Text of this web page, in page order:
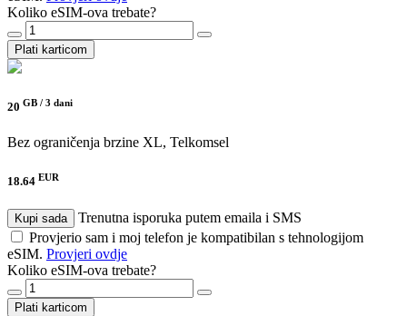
Koliko eSIM-ova trebate?
Plati karticom
20 GB / 3 dani
Bez ograničenja brzine XL, Telkomsel
18.64 EUR
Kupi sada
Trenutna isporuka putem emaila i SMS
Provjerio sam i moj telefon je kompatibilan s tehnologijom
eSIM. Provjeri ovdje
Koliko eSIM-ova trebate?
Plati karticom